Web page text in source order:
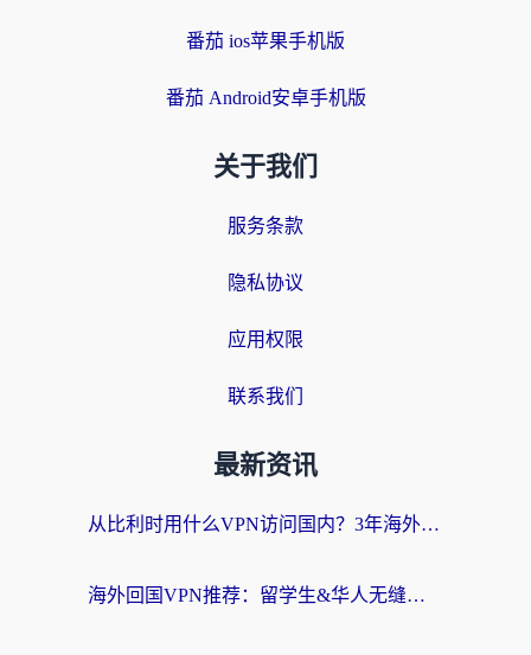
番茄 ios苹果手机版
番茄 Android安卓手机版
关于我们
服务条款
隐私协议
应用权限
联系我们
最新资讯
从比利时用什么VPN访问国内？3年海外党亲测有效的无缝回国上网指南
海外回国VPN推荐：留学生&华人无缝访问国内资源的实用指南